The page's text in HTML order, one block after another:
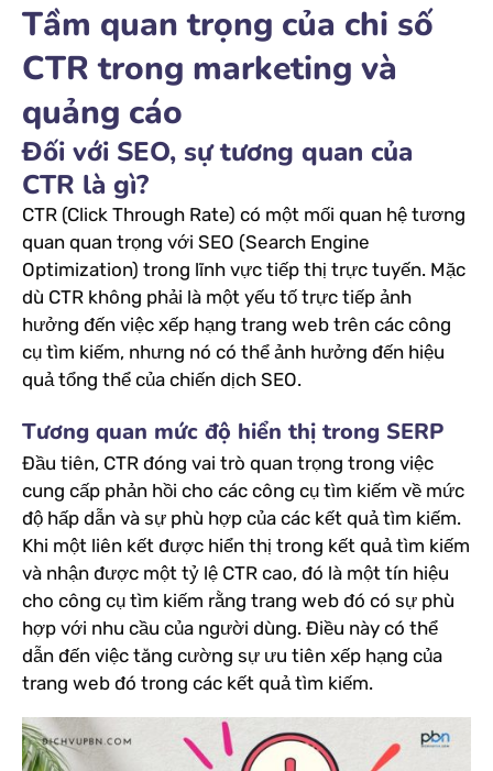
Tầm quan trọng của chi số
CTR trong marketing và
quảng cáo
Đối với SEO, sự tương quan của
CTR là gì?
CTR (Click Through Rate) có một mối quan hệ tương
quan quan trọng với SEO (Search Engine
Optimization) trong lĩnh vực tiếp thị trực tuyến. Mặc
dù CTR không phải là một yếu tố trực tiếp ảnh
hưởng đến việc xếp hạng trang web trên các công
cụ tìm kiếm, nhưng nó có thể ảnh hưởng đến hiệu
quả tổng thể của chiến dịch SEO.
Tương quan mức độ hiển thị trong SERP
Đầu tiên, CTR đóng vai trò quan trọng trong việc
cung cấp phản hồi cho các công cụ tìm kiếm về mức
độ hấp dẫn và sự phù hợp của các kết quả tìm kiếm.
Khi một liên kết được hiển thị trong kết quả tìm kiếm
và nhận được một tỷ lệ CTR cao, đó là một tín hiệu
cho công cụ tìm kiếm rằng trang web đó có sự phù
hợp với nhu cầu của người dùng. Điều này có thể
dẫn đến việc tăng cường sự ưu tiên xếp hạng của
trang web đó trong các kết quả tìm kiếm.